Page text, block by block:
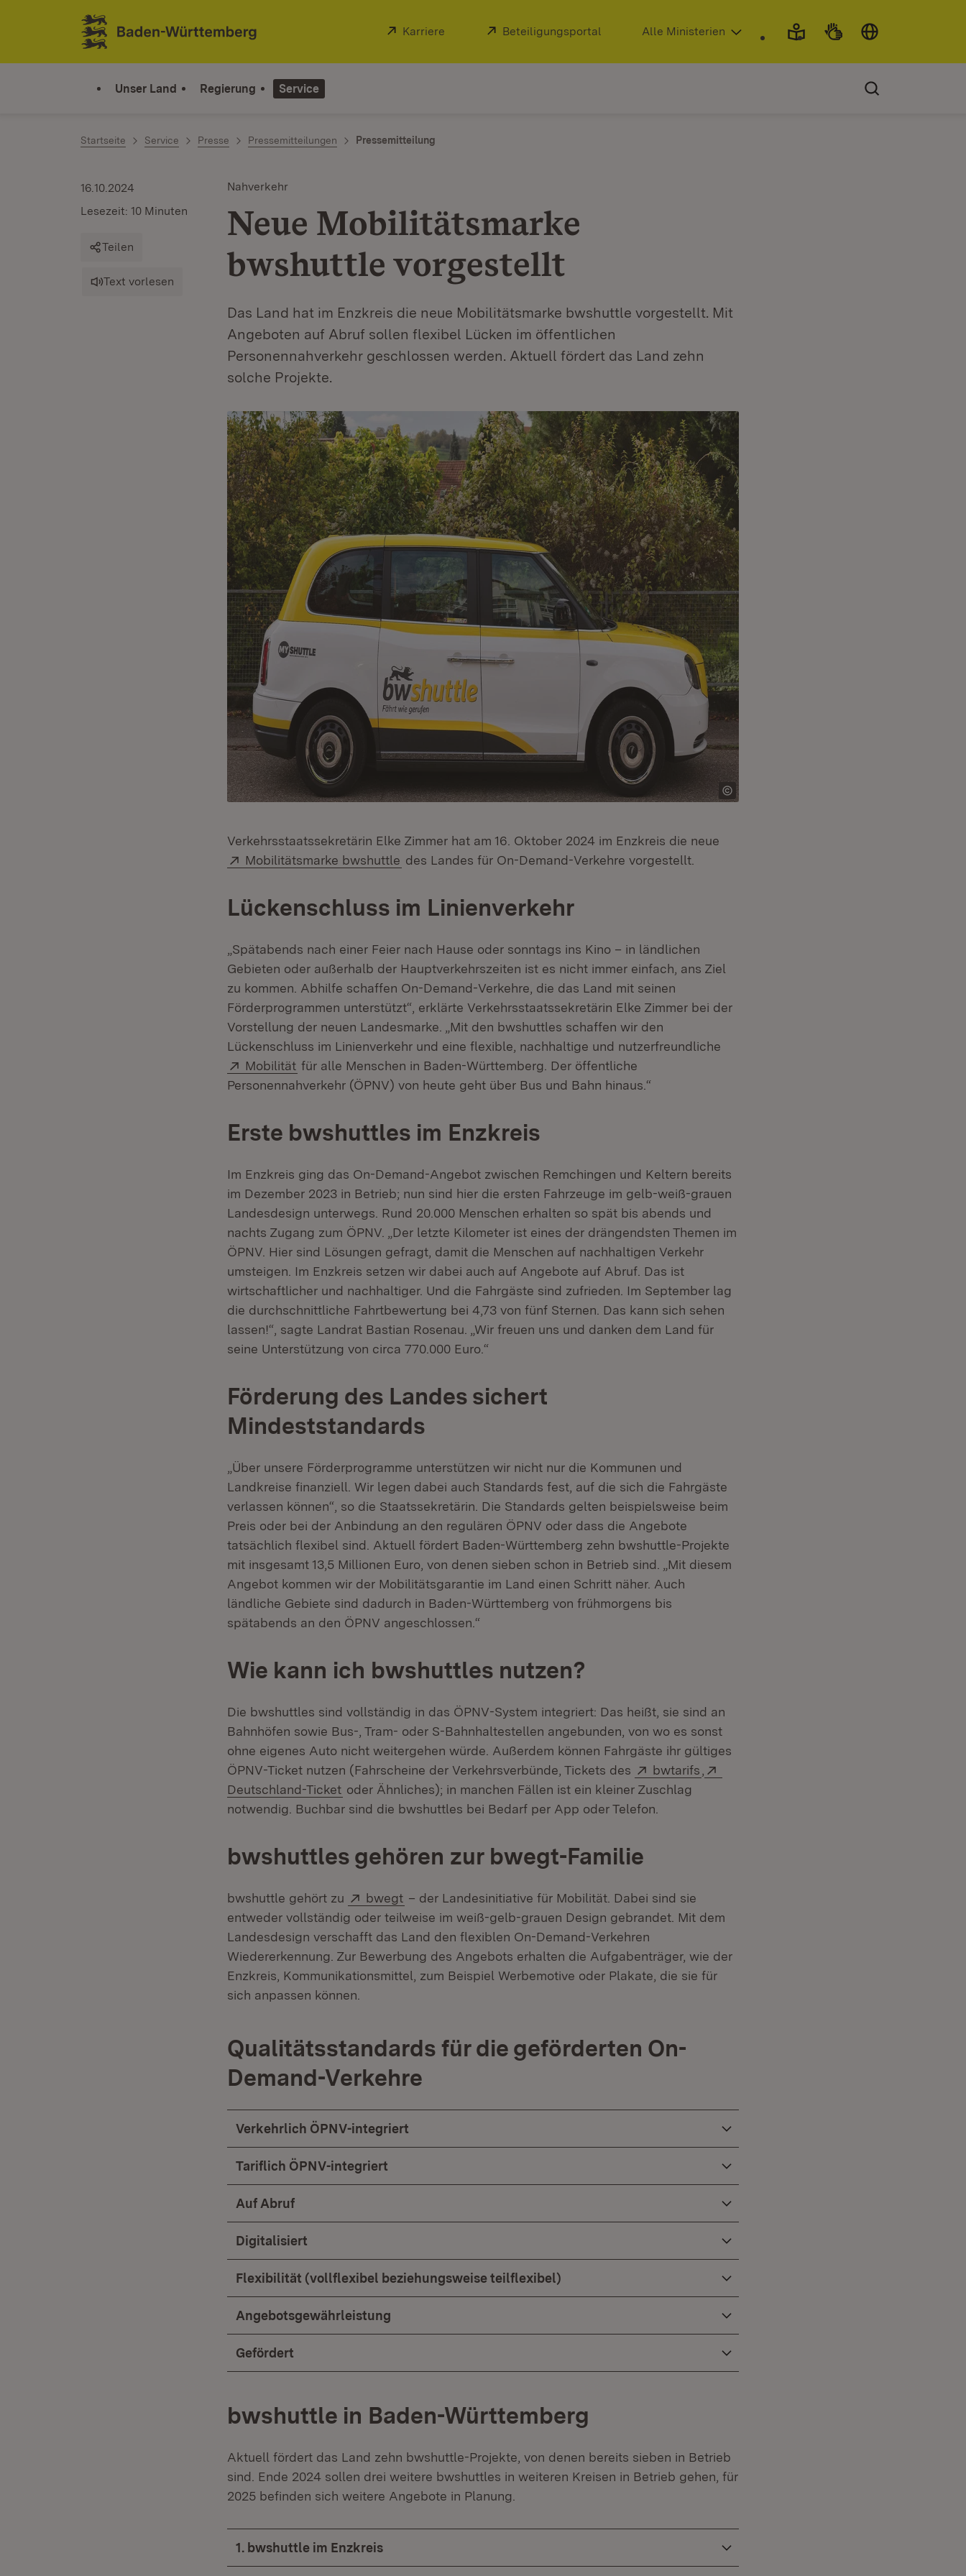
Zum Inhalt springen
Link zur Startseite
Extern:
Karriere (Öffnet in neuem Fenster)
Extern:
Beteiligungsportal (Öffnet in neuem Fenster)
Alle Ministerien
Unser Land Regierung Service
Startseite Service Presse Pressemitteilungen Pressemitteilung
Nahverkehr
Neue Mobilitätsmarke
bwshuttle vorgestellt
Das Land hat im Enzkreis die neue Mobilitätsmarke bwshuttle vorgestellt. Mit
Angeboten auf Abruf sollen flexibel Lücken im öffentlichen
Personennahverkehr geschlossen werden. Aktuell fördert das Land zehn
solche Projekte.
16.10.2024
Lesezeit: 10 Minuten
Teilen
Text vorlesen
Verkehrsstaatssekretärin Elke Zimmer hat am 16. Oktober 2024 im Enzkreis die neue
Extern:
Mobilitätsmarke bwshuttle (Öffnet in neuem Fenster)
des Landes für On-Demand-Verkehre vorgestellt.
Lückenschluss im Linienverkehr
„Spätabends nach einer Feier nach Hause oder sonntags ins Kino – in ländlichen
Gebieten oder außerhalb der Hauptverkehrszeiten ist es nicht immer einfach, ans Ziel
zu kommen. Abhilfe schaffen On-Demand-Verkehre, die das Land mit seinen
Förderprogrammen unterstützt“, erklärte Verkehrsstaatssekretärin Elke Zimmer bei der
Vorstellung der neuen Landesmarke. „Mit den bwshuttles schaffen wir den
Lückenschluss im Linienverkehr und eine flexible, nachhaltige und nutzerfreundliche
Extern:
Mobilität (Öffnet in neuem Fenster)
für alle Menschen in Baden-Württemberg. Der öffentliche
Personennahverkehr (ÖPNV) von heute geht über Bus und Bahn hinaus.“
Erste bwshuttles im Enzkreis
Im Enzkreis ging das On-Demand-Angebot zwischen Remchingen und Keltern bereits
im Dezember 2023 in Betrieb; nun sind hier die ersten Fahrzeuge im gelb-weiß-grauen
Landesdesign unterwegs. Rund 20.000 Menschen erhalten so spät bis abends und
nachts Zugang zum ÖPNV. „Der letzte Kilometer ist eines der drängendsten Themen im
ÖPNV. Hier sind Lösungen gefragt, damit die Menschen auf nachhaltigen Verkehr
umsteigen. Im Enzkreis setzen wir dabei auch auf Angebote auf Abruf. Das ist
wirtschaftlicher und nachhaltiger. Und die Fahrgäste sind zufrieden. Im September lag
die durchschnittliche Fahrtbewertung bei 4,73 von fünf Sternen. Das kann sich sehen
lassen!“, sagte Landrat Bastian Rosenau. „Wir freuen uns und danken dem Land für
seine Unterstützung von circa 770.000 Euro.“
Förderung des Landes sichert
Mindeststandards
„Über unsere Förderprogramme unterstützen wir nicht nur die Kommunen und
Landkreise finanziell. Wir legen dabei auch Standards fest, auf die sich die Fahrgäste
verlassen können“, so die Staatssekretärin. Die Standards gelten beispielsweise beim
Preis oder bei der Anbindung an den regulären ÖPNV oder dass die Angebote
tatsächlich flexibel sind. Aktuell fördert Baden-Württemberg zehn bwshuttle-Projekte
mit insgesamt 13,5 Millionen Euro, von denen sieben schon in Betrieb sind. „Mit diesem
Angebot kommen wir der Mobilitätsgarantie im Land einen Schritt näher. Auch
ländliche Gebiete sind dadurch in Baden-Württemberg von frühmorgens bis
spätabends an den ÖPNV angeschlossen.“
Wie kann ich bwshuttles nutzen?
Die bwshuttles sind vollständig in das ÖPNV-System integriert: Das heißt, sie sind an
Bahnhöfen sowie Bus-, Tram- oder S-Bahnhaltestellen angebunden, von wo es sonst
ohne eigenes Auto nicht weitergehen würde. Außerdem können Fahrgäste ihr gültiges
ÖPNV-Ticket nutzen (Fahrscheine der Verkehrsverbünde, Tickets des
Extern:
bwtarifs (Öffnet in neuem Fenster)
Deutschland-Ticket (Öffnet in neuem Fenster)
oder Ähnliches); in manchen Fällen ist ein kleiner Zuschlag
notwendig. Buchbar sind die bwshuttles bei Bedarf per App oder Telefon.
bwshuttles gehören zur bwegt-Familie
bwshuttle gehört zu Extern:
bwegt (Öffnet in neuem Fenster)
– der Landesinitiative für Mobilität. Dabei sind sie
entweder vollständig oder teilweise im weiß-gelb-grauen Design gebrandet. Mit dem
Landesdesign verschafft das Land den flexiblen On-Demand-Verkehren
Wiedererkennung. Zur Bewerbung des Angebots erhalten die Aufgabenträger, wie der
Enzkreis, Kommunikationsmittel, zum Beispiel Werbemotive oder Plakate, die sie für
sich anpassen können.
Qualitätsstandards für die geförderten On-
Demand-Verkehre
Verkehrlich ÖPNV-integriert
Tariflich ÖPNV-integriert
Auf Abruf
Digitalisiert
Flexibilität (vollflexibel beziehungsweise teilflexibel)
Angebotsgewährleistung
Gefördert
bwshuttle in Baden-Württemberg
Aktuell fördert das Land zehn bwshuttle-Projekte, von denen bereits sieben in Betrieb
sind. Ende 2024 sollen drei weitere bwshuttles in weiteren Kreisen in Betrieb gehen, für
2025 befinden sich weitere Angebote in Planung.
1. bwshuttle im Enzkreis